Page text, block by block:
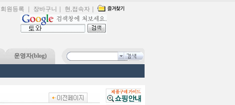
회원등록 ｜ 장바구니 ｜ 현,접속자｜
운영자(blog)